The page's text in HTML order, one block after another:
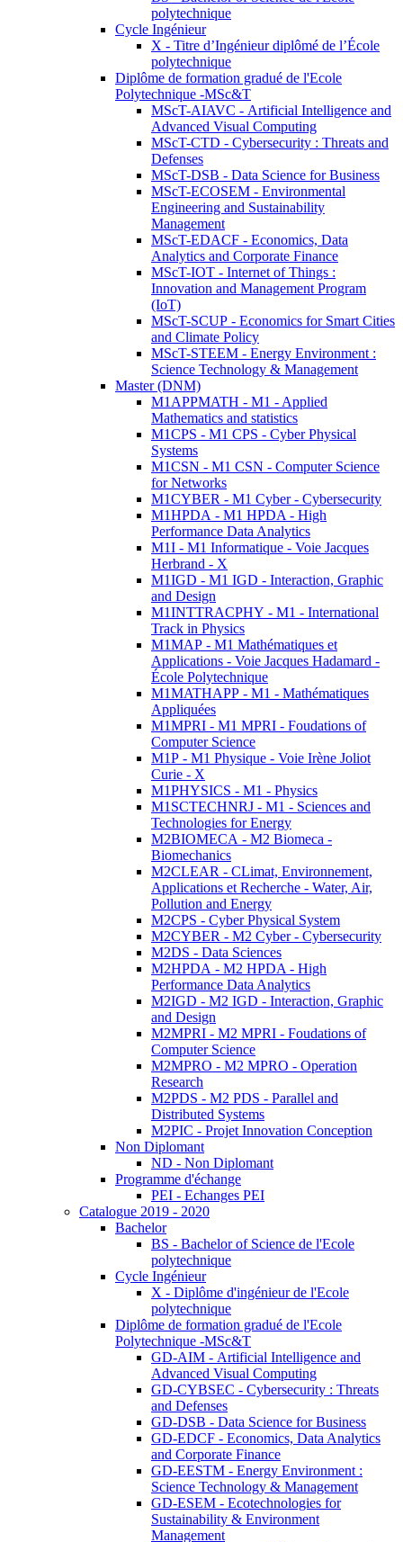
polytechnique
Cycle Ingénieur
X - Titre d’Ingénieur diplômé de l’École
polytechnique
Diplôme de formation gradué de l'Ecole
Polytechnique -MSc&T
MScT-AIAVC - Artificial Intelligence and
Advanced Visual Computing
MScT-CTD - Cybersecurity : Threats and
Defenses
MScT-DSB - Data Science for Business
MScT-ECOSEM - Environmental
Engineering and Sustainability
Management
MScT-EDACF - Economics, Data
Analytics and Corporate Finance
MScT-IOT - Internet of Things :
Innovation and Management Program
(IoT)
MScT-SCUP - Economics for Smart Cities
and Climate Policy
MScT-STEEM - Energy Environment :
Science Technology & Management
Master (DNM)
M1APPMATH - M1 - Applied
Mathematics and statistics
M1CPS - M1 CPS - Cyber Physical
Systems
M1CSN - M1 CSN - Computer Science
for Networks
M1CYBER - M1 Cyber - Cybersecurity
M1HPDA - M1 HPDA - High
Performance Data Analytics
M1I - M1 Informatique - Voie Jacques
Herbrand - X
M1IGD - M1 IGD - Interaction, Graphic
and Design
M1INTTRACPHY - M1 - International
Track in Physics
M1MAP - M1 Mathématiques et
Applications - Voie Jacques Hadamard -
École Polytechnique
M1MATHAPP - M1 - Mathématiques
Appliquées
M1MPRI - M1 MPRI - Foudations of
Computer Science
M1P - M1 Physique - Voie Irène Joliot
Curie - X
M1PHYSICS - M1 - Physics
M1SCTECHNRJ - M1 - Sciences and
Technologies for Energy
M2BIOMECA - M2 Biomeca -
Biomechanics
M2CLEAR - CLimat, Environnement,
Applications et Recherche - Water, Air,
Pollution and Energy
M2CPS - Cyber Physical System
M2CYBER - M2 Cyber - Cybersecurity
M2DS - Data Sciences
M2HPDA - M2 HPDA - High
Performance Data Analytics
M2IGD - M2 IGD - Interaction, Graphic
and Design
M2MPRI - M2 MPRI - Foudations of
Computer Science
M2MPRO - M2 MPRO - Operation
Research
M2PDS - M2 PDS - Parallel and
Distributed Systems
M2PIC - Projet Innovation Conception
Non Diplomant
ND - Non Diplomant
Programme d'échange
PEI - Echanges PEI
Catalogue 2019 - 2020
Bachelor
BS - Bachelor of Science de l'Ecole
polytechnique
Cycle Ingénieur
X - Diplôme d'ingénieur de l'Ecole
polytechnique
Diplôme de formation gradué de l'Ecole
Polytechnique -MSc&T
GD-AIM - Artificial Intelligence and
Advanced Visual Computing
GD-CYBSEC - Cybersecurity : Threats
and Defenses
GD-DSB - Data Science for Business
GD-EDCF - Economics, Data Analytics
and Corporate Finance
GD-EESTM - Energy Environment :
Science Technology & Management
GD-ESEM - Ecotechnologies for
Sustainability & Environment
Management